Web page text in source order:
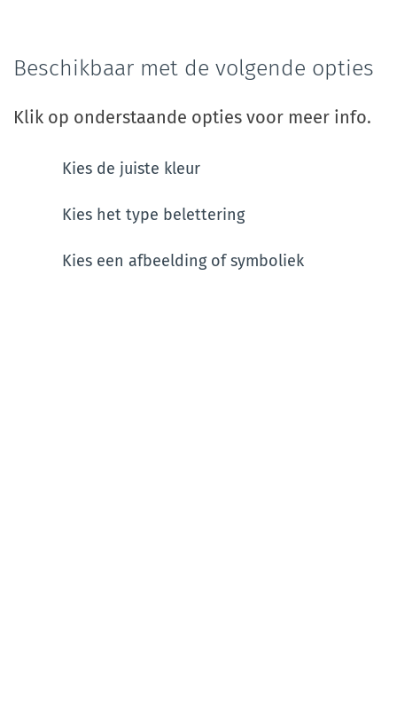
Beschikbaar met de volgende opties
Klik op onderstaande opties voor meer info.
Kies de juiste kleur
Kies het type belettering
Kies een afbeelding of symboliek